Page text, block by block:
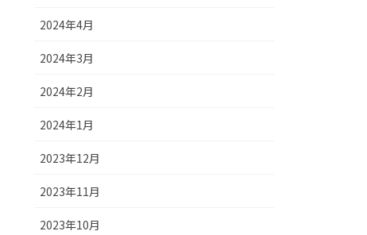
2024年4月
2024年3月
2024年2月
2024年1月
2023年12月
2023年11月
2023年10月